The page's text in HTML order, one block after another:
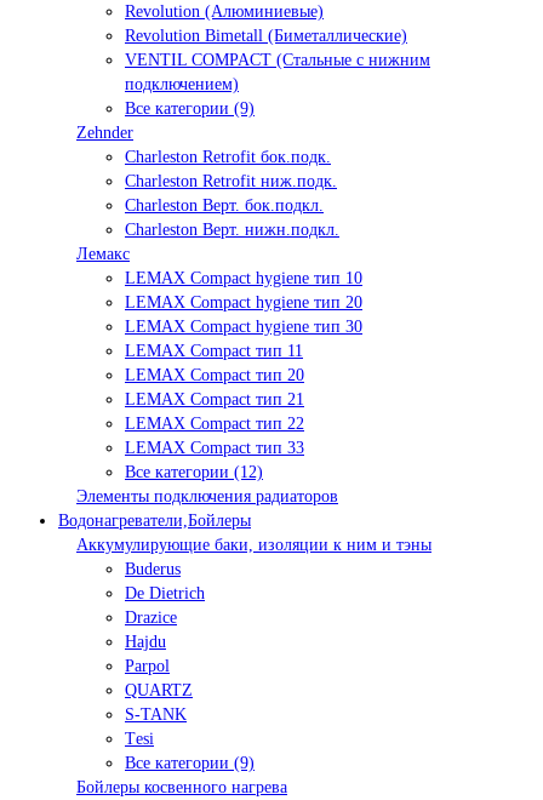
Revolution (Алюминиевые)
Revolution Bimetall (Биметаллические)
VENTIL COMPACT (Стальные с нижним
подключением)
Все категории (9)
Zehnder
Charleston Retrofit бок.подк.
Charleston Retrofit ниж.подк.
Charleston Верт. бок.подкл.
Charleston Верт. нижн.подкл.
Лемакс
LEMAX Compact hygiene тип 10
LEMAX Compact hygiene тип 20
LEMAX Compact hygiene тип 30
LEMAX Compact тип 11
LEMAX Compact тип 20
LEMAX Compact тип 21
LEMAX Compact тип 22
LEMAX Compact тип 33
Все категории (12)
Элементы подключения радиаторов
Водонагреватели,Бойлеры
Аккумулирующие баки, изоляции к ним и тэны
Buderus
De Dietrich
Drazice
Hajdu
Parpol
QUARTZ
S-TANK
Tеsi
Все категории (9)
Бойлеры косвенного нагрева